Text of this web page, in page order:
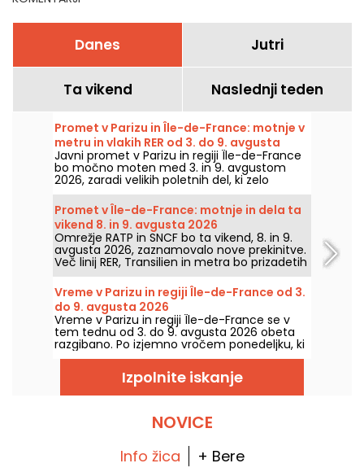
Danes Jutri
Ta vikend Naslednji teden
Promet v Parizu in Île-de-France: motnje v
metru in vlakih RER od 3. do 9. avgusta
2026
Javni promet v Parizu in regiji Île-de-France
bo močno moten med 3. in 9. avgustom
2026, zaradi velikih poletnih del, ki zelo
močno prizadenejo nekatere linije, po
navedbah RATP in SNCF.
Promet v Île-de-France: motnje in dela ta
vikend 8. in 9. avgusta 2026
Omrežje RATP in SNCF bo ta vikend, 8. in 9.
avgusta 2026, zaznamovalo nove prekinitve.
Več linij RER, Transilien in metra bo prizadetih
zaradi del in prekinitv, povemo vam vse, da
si pri načrtovanju potovanj lažje pripravite.
Vreme v Parizu in regiji Île-de-France od 3.
do 9. avgusta 2026
Vreme v Parizu in regiji Île-de-France se v
tem tednu od 3. do 9. avgusta 2026 obeta
razgibano. Po izjemno vročem ponedeljku, ki
ga je zaznamovala nevarnost nevihte, se
temperature postopoma znižajo, preden se
konec tedna vrne toplejše in sončno vreme.
Izpolnite iskanje
NOVICE
Info žica + Bere